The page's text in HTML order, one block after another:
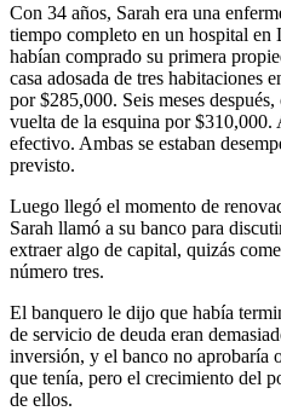
Con 34 años, Sarah era una
tiempo completo en un hospital
habían comprado su primera
casa adosada de tres habitaciones
por $285,000. Seis meses
vuelta de la esquina por $310,000.
efectivo. Ambas se estaban
previsto.
Luego llegó el momento de
Sarah llamó a su banco para
extraer algo de capital, quizás
número tres.
El banquero le dijo que había
de servicio de deuda eran
inversión, y el banco no aprobaría
que tenía, pero el crecimiento del
de ellos.